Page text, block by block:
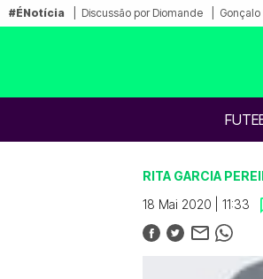
#ÉNotícia Discussão por Diomande
RITA GARCIA
18 Mai 2020 | 11:33